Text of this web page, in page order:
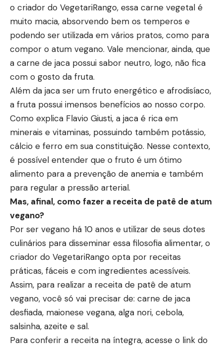
o criador do VegetariRango, essa carne vegetal é
muito macia, absorvendo bem os temperos e
podendo ser utilizada em vários pratos, como para
compor o atum vegano. Vale mencionar, ainda, que
a carne de jaca possui sabor neutro, logo, não fica
com o gosto da fruta.
Além da jaca ser um fruto energético e afrodisíaco,
a fruta possui imensos benefícios ao nosso corpo.
Como explica Flavio Giusti, a jaca é rica em
minerais e vitaminas, possuindo também potássio,
cálcio e ferro em sua constituição. Nesse contexto,
é possível entender que o fruto é um ótimo
alimento para a prevenção de anemia e também
para regular a pressão arterial.
Mas, afinal, como fazer a receita de patê de atum
vegano?
Por ser vegano há 10 anos e utilizar de seus dotes
culinários para disseminar essa filosofia alimentar, o
criador do VegetariRango opta por receitas
práticas, fáceis e com ingredientes acessíveis.
Assim, para realizar a receita de patê de atum
vegano, você só vai precisar de: carne de jaca
desfiada, maionese vegana, alga nori, cebola,
salsinha, azeite e sal.
Para conferir a receita na íntegra, acesse o link do